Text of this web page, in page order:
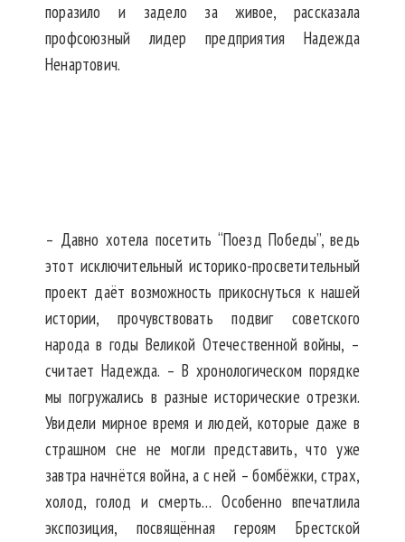
поразило и задело за живое, рассказала
профсоюзный лидер предприятия Надежда
Ненартович.
– Давно хотела посетить “Поезд Победы”, ведь
этот исключительный историко-просветительный
проект даёт возможность прикоснуться к нашей
истории, прочувствовать подвиг советского
народа в годы Великой Отечественной войны, –
считает Надежда. – В хронологическом порядке
мы погружались в разные исторические отрезки.
Увидели мирное время и людей, которые даже в
страшном сне не могли представить, что уже
завтра начнётся война, а с ней – бомбёжки, страх,
холод, голод и смерть… Особенно впечатлила
экспозиция, посвящённая героям Брестской